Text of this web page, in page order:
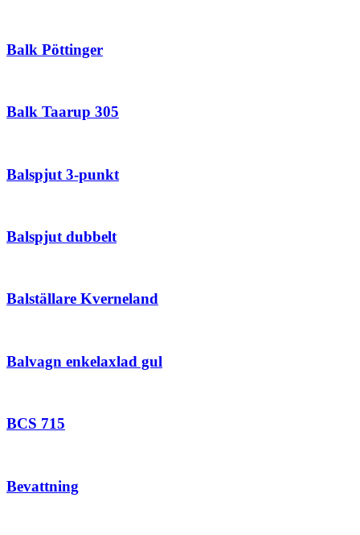
Balk Pöttinger
Balk Taarup 305
Balspjut 3-punkt
Balspjut dubbelt
Balställare Kverneland
Balvagn enkelaxlad gul
BCS 715
Bevattning